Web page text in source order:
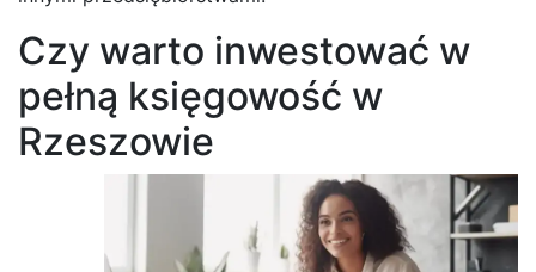
Czy warto inwestować w
pełną księgowość w
Rzeszowie